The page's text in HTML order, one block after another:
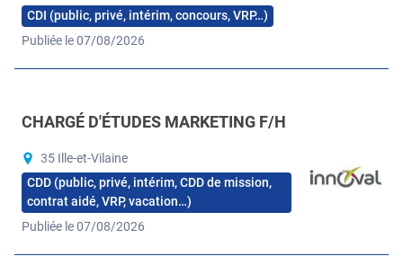
CDI (public, privé, intérim, concours, VRP…)
Publiée le 07/08/2026
CHARGÉ D'ÉTUDES MARKETING F/H
35 Ille-et-Vilaine
CDD (public, privé, intérim, CDD de mission,
contrat aidé, VRP, vacation…)
Publiée le 07/08/2026